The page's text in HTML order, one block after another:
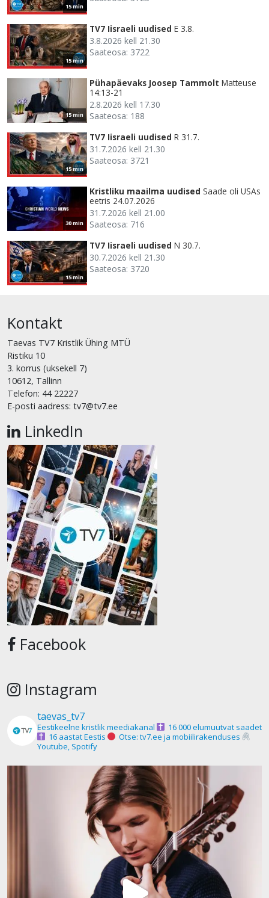
15 min
15 min
TV7 Iisraeli uudised E 3.8.
3.8.2026 kell 21.30
Saateosa: 3722
15 min
Pühapäevaks Joosep Tammolt Matteuse
14:13-21
2.8.2026 kell 17.30
Saateosa: 188
15 min
TV7 Iisraeli uudised R 31.7.
31.7.2026 kell 21.30
Saateosa: 3721
30 min
Kristliku maailma uudised Saade oli USAs
eetris 24.07.2026
31.7.2026 kell 21.00
Saateosa: 716
15 min
TV7 Iisraeli uudised N 30.7.
30.7.2026 kell 21.30
Saateosa: 3720
Kontakt
Taevas TV7 Kristlik Ühing MTÜ
Ristiku 10
3. korrus (uksekell 7)
10612, Tallinn
Telefon: 44 22227
E-posti aadress: tv7@tv7.ee
LinkedIn
Facebook
Instagram
taevas_tv7
Eestikeelne kristlik meediakanal
16 000 elumuutvat saadet
16 aastat Eestis
Otse: tv7.ee ja mobiilirakenduses
Youtube, Spotify